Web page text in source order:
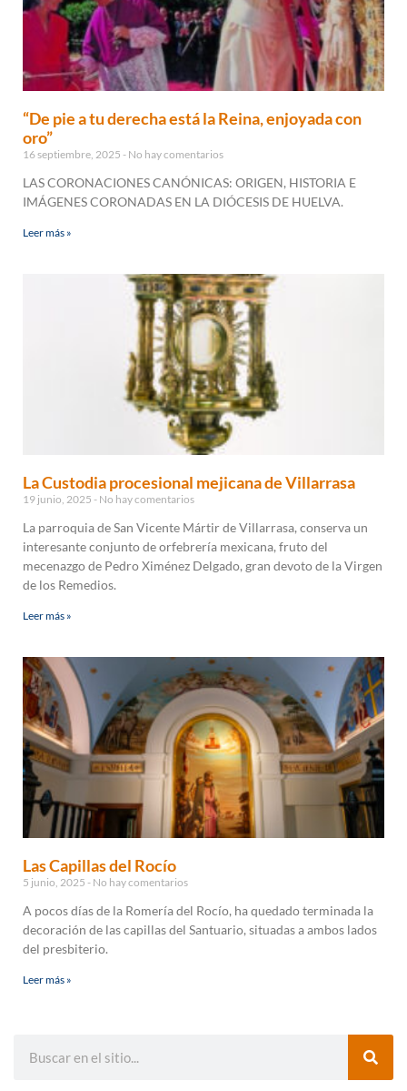
“De pie a tu derecha está la Reina, enjoyada con
oro”
16 septiembre, 2025 No hay comentarios
LAS CORONACIONES CANÓNICAS: ORIGEN, HISTORIA E
IMÁGENES CORONADAS EN LA DIÓCESIS DE HUELVA.
Leer más »
La Custodia procesional mejicana de Villarrasa
19 junio, 2025 No hay comentarios
La parroquia de San Vicente Mártir de Villarrasa, conserva un
interesante conjunto de orfebrería mexicana, fruto del
mecenazgo de Pedro Ximénez Delgado, gran devoto de la Virgen
de los Remedios.
Leer más »
Las Capillas del Rocío
5 junio, 2025 No hay comentarios
A pocos días de la Romería del Rocío, ha quedado terminada la
decoración de las capillas del Santuario, situadas a ambos lados
del presbiterio.
Leer más »